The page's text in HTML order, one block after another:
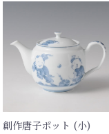
創作唐子ポット (小)